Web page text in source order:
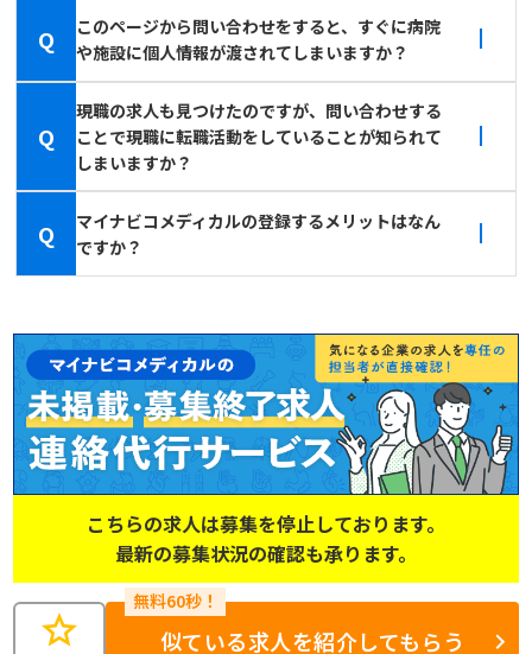
Q
このページから問い合わせをすると、すぐに病院
や施設に個人情報が渡されてしまいますか？
Q
現職の求人も見つけたのですが、問い合わせする
ことで現職に転職活動をしていることが知られて
しまいますか？
Q
マイナビコメディカルの登録するメリットはなん
ですか？
こちらの求人は募集を停止しております。
最新の募集状況の確認も承ります。
star 似ている求人を紹介してもらう